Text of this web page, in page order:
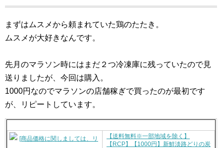
まずはムスメから頼まれていた鶏のたたき。
ムスメが大好きなんです。
先月のマラソン時にはまだ２つ冷凍庫に残っていたので見
送りましたが、今回は購入。
1000円なのでマラソンの店舗稼ぎで買ったのが最初です
が、リピートしています。
【送料無料※一部地域を除く】
【RCP】【1000円】新鮮淡路どりの炭